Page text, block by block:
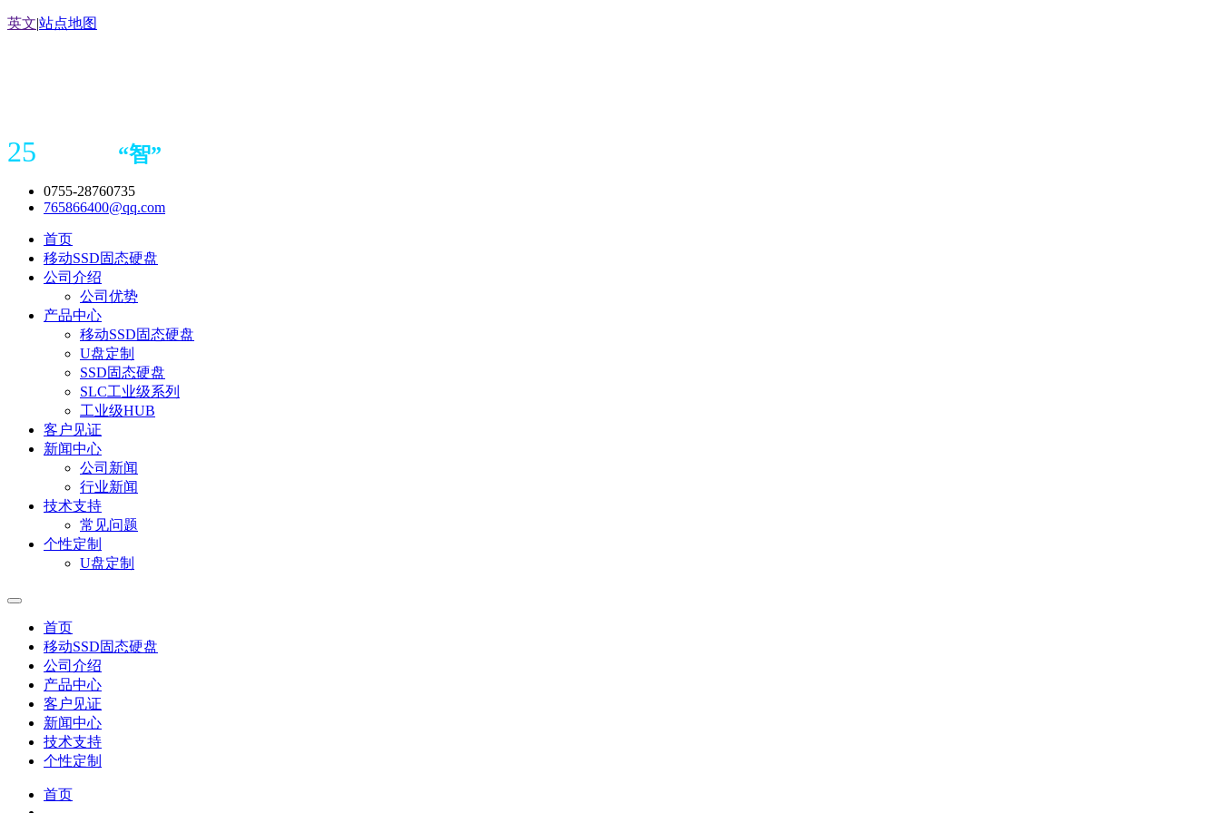
英文|站点地图
25 “智”
0755-28760735
765866400@qq.com
首页
移动SSD固态硬盘
公司介绍
公司优势
产品中心
移动SSD固态硬盘
U盘定制
SSD固态硬盘
SLC工业级系列
工业级HUB
客户见证
新闻中心
公司新闻
行业新闻
技术支持
常见问题
个性定制
U盘定制
首页
移动SSD固态硬盘
公司介绍
产品中心
客户见证
新闻中心
技术支持
个性定制
首页